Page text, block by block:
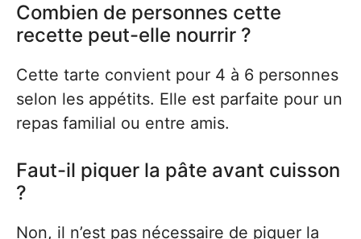
Combien de personnes cette
recette peut-elle nourrir ?
Cette tarte convient pour 4 à 6 personnes
selon les appétits. Elle est parfaite pour un
repas familial ou entre amis.
Faut-il piquer la pâte avant cuisson
?
Non, il n’est pas nécessaire de piquer la